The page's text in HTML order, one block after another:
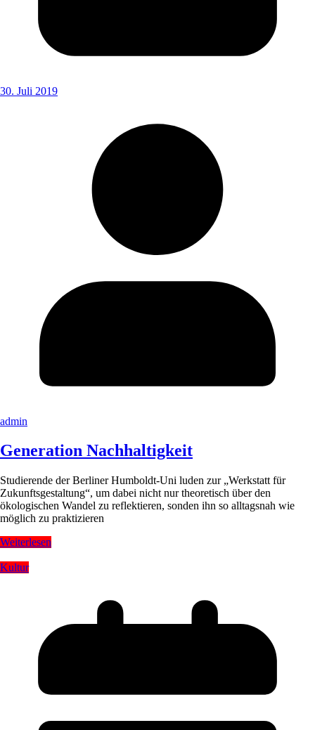
30. Juli 2019
admin
Generation Nachhaltigkeit
Studierende der Berliner Humboldt-Uni luden zur „Werkstatt für
Zukunftsgestaltung“, um dabei nicht nur theoretisch über den
ökologischen Wandel zu reflektieren, sonden ihn so alltagsnah wie
möglich zu praktizieren
Weiterlesen
Kultur